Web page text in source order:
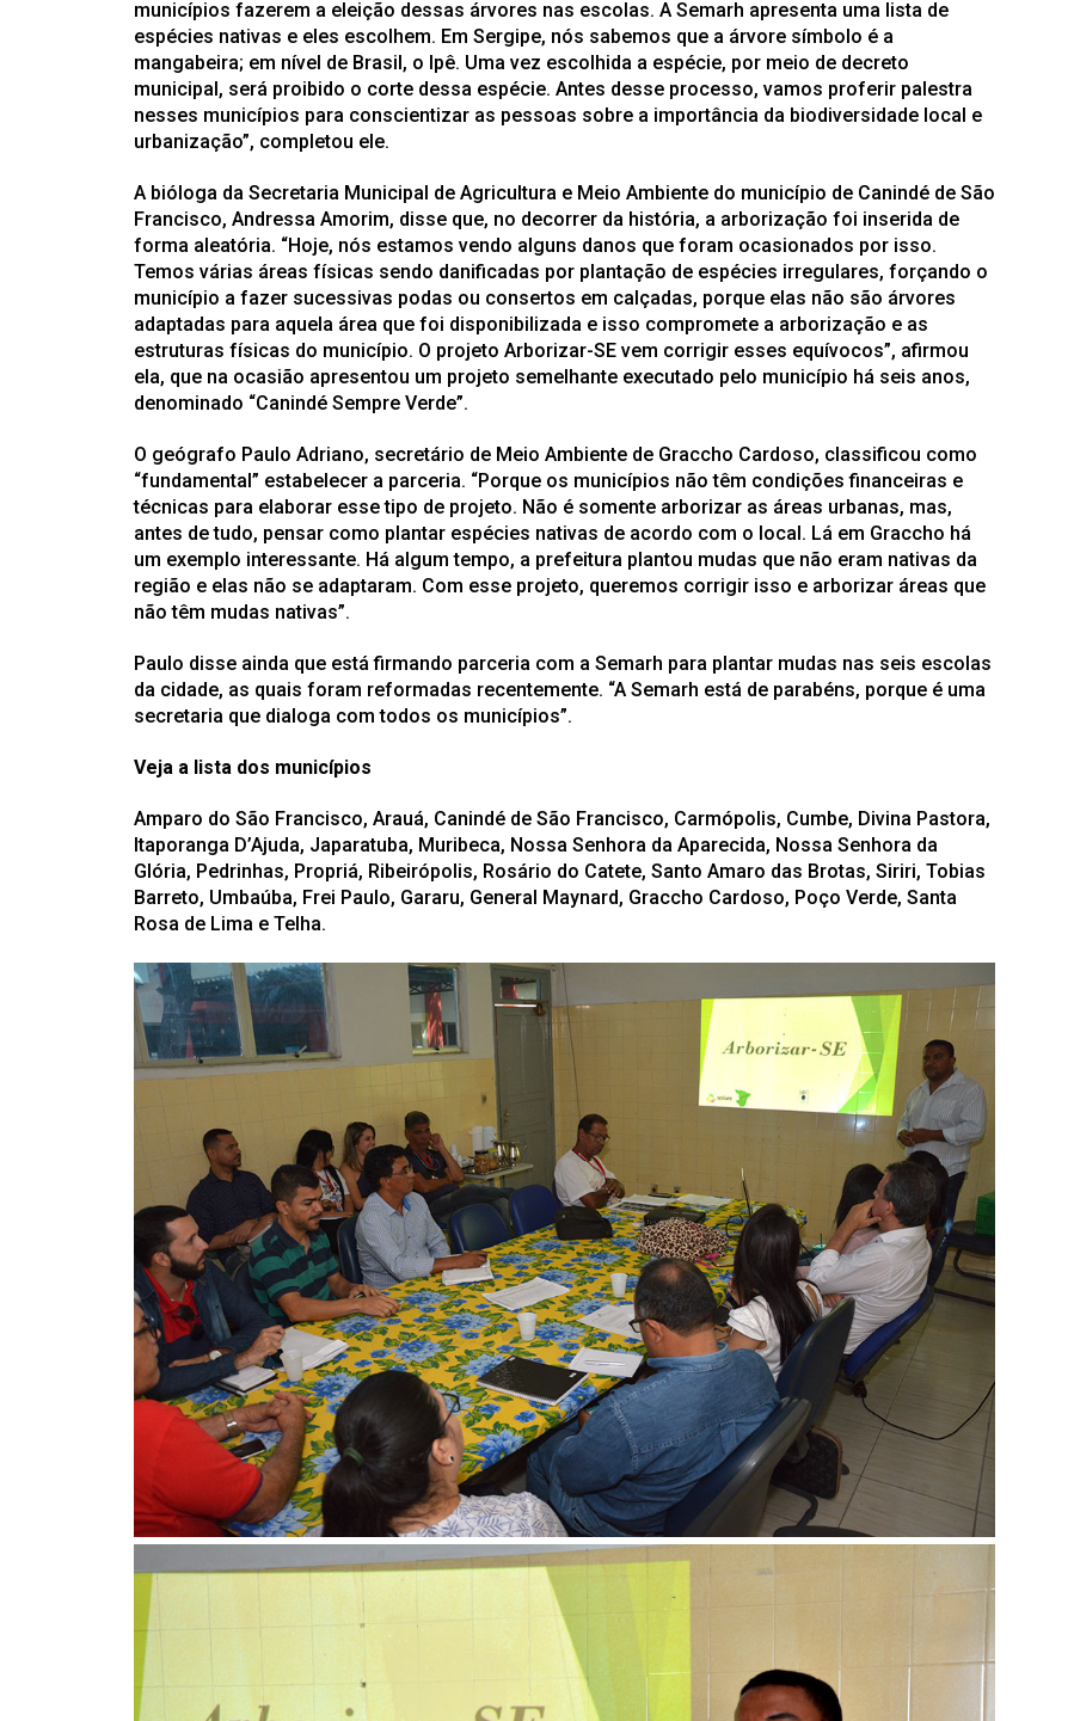
municípios fazerem a eleição dessas árvores nas escolas. A Semarh apresenta uma lista de
espécies nativas e eles escolhem. Em Sergipe, nós sabemos que a árvore símbolo é a
mangabeira; em nível de Brasil, o Ipê. Uma vez escolhida a espécie, por meio de decreto
municipal, será proibido o corte dessa espécie. Antes desse processo, vamos proferir palestra
nesses municípios para conscientizar as pessoas sobre a importância da biodiversidade local e
urbanização”, completou ele.
A bióloga da Secretaria Municipal de Agricultura e Meio Ambiente do município de Canindé de São
Francisco, Andressa Amorim, disse que, no decorrer da história, a arborização foi inserida de
forma aleatória. “Hoje, nós estamos vendo alguns danos que foram ocasionados por isso.
Temos várias áreas físicas sendo danificadas por plantação de espécies irregulares, forçando o
município a fazer sucessivas podas ou consertos em calçadas, porque elas não são árvores
adaptadas para aquela área que foi disponibilizada e isso compromete a arborização e as
estruturas físicas do município. O projeto Arborizar-SE vem corrigir esses equívocos”, afirmou
ela, que na ocasião apresentou um projeto semelhante executado pelo município há seis anos,
denominado “Canindé Sempre Verde”.
O geógrafo Paulo Adriano, secretário de Meio Ambiente de Graccho Cardoso, classificou como
“fundamental” estabelecer a parceria. “Porque os municípios não têm condições financeiras e
técnicas para elaborar esse tipo de projeto. Não é somente arborizar as áreas urbanas, mas,
antes de tudo, pensar como plantar espécies nativas de acordo com o local. Lá em Graccho há
um exemplo interessante. Há algum tempo, a prefeitura plantou mudas que não eram nativas da
região e elas não se adaptaram. Com esse projeto, queremos corrigir isso e arborizar áreas que
não têm mudas nativas”.
Paulo disse ainda que está firmando parceria com a Semarh para plantar mudas nas seis escolas
da cidade, as quais foram reformadas recentemente. “A Semarh está de parabéns, porque é uma
secretaria que dialoga com todos os municípios”.
Veja a lista dos municípios
Amparo do São Francisco, Arauá, Canindé de São Francisco, Carmópolis, Cumbe, Divina Pastora,
Itaporanga D’Ajuda, Japaratuba, Muribeca, Nossa Senhora da Aparecida, Nossa Senhora da
Glória, Pedrinhas, Propriá, Ribeirópolis, Rosário do Catete, Santo Amaro das Brotas, Siriri, Tobias
Barreto, Umbaúba, Frei Paulo, Gararu, General Maynard, Graccho Cardoso, Poço Verde, Santa
Rosa de Lima e Telha.